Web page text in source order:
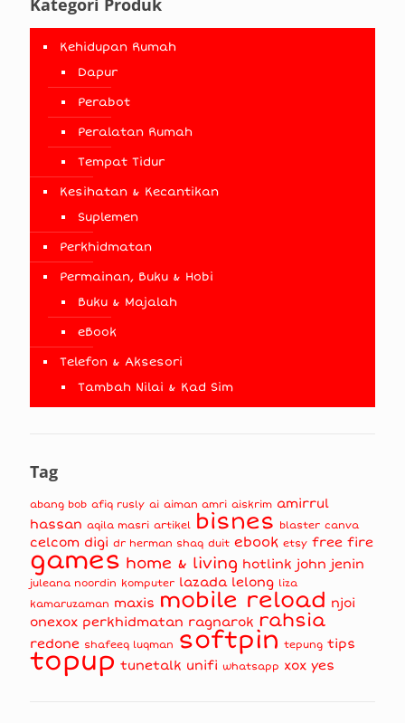
Kehidupan Rumah
Dapur
Perabot
Peralatan Rumah
Tempat Tidur
Kesihatan & Kecantikan
Suplemen
Perkhidmatan
Permainan, Buku & Hobi
Buku & Majalah
eBook
Telefon & Aksesori
Tambah Nilai & Kad Sim
Tag
abang bob afiq rusly ai aiman amri aiskrim amirrul
hassan aqila masri artikel bisnes blaster canva
celcom digi dr herman shaq duit ebook etsy free fire
games home & living hotlink john jenin
juleana noordin komputer lazada lelong liza
kamaruzaman maxis mobile reload njoi
onexox perkhidmatan ragnarok rahsia
redone shafeeq luqman softpin tepung tips
topup tunetalk unifi whatsapp xox yes